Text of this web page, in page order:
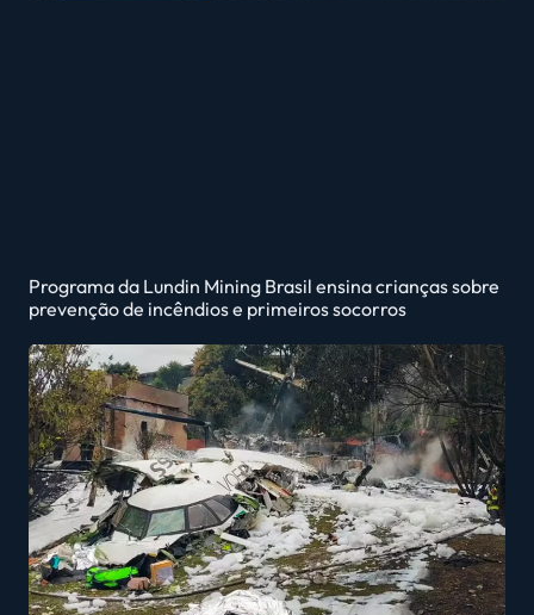
Programa da Lundin Mining Brasil ensina crianças sobre
prevenção de incêndios e primeiros socorros